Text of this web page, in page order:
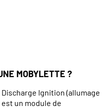
MOBYLETTE ?
Ignition (allumage
un module de